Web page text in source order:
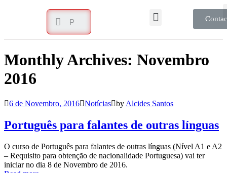
Monthly Archives: Novembro
2016
6 de Novembro, 2016 Notícias by Alcides Santos
Português para falantes de outras línguas
O curso de Português para falantes de outras línguas (Nível A1 e A2
– Requisito para obtenção de nacionalidade Portuguesa) vai ter
iniciar no dia 8 de Novembro de 2016.